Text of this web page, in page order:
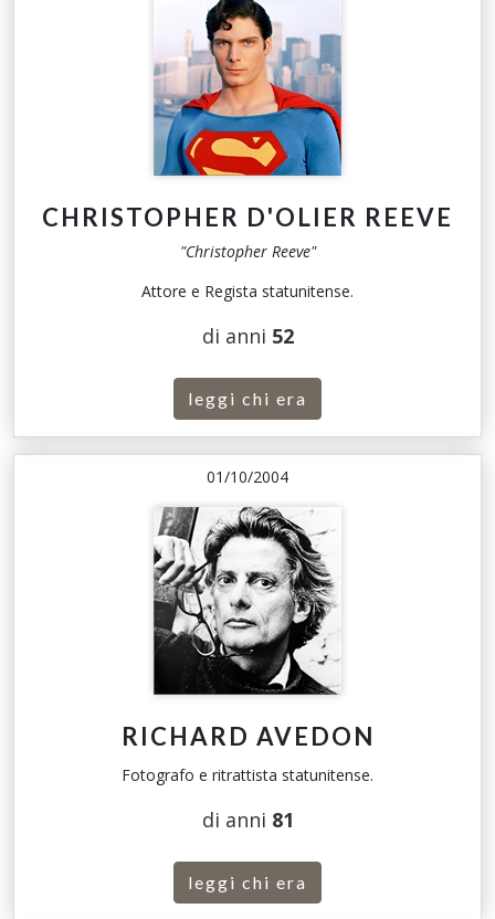
CHRISTOPHER D'OLIER REEVE
"Christopher Reeve"
Attore e Regista statunitense.
di anni 52
leggi chi era
01/10/2004
RICHARD AVEDON
Fotografo e ritrattista statunitense.
di anni 81
leggi chi era